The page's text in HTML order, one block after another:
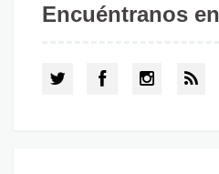
Encuéntranos